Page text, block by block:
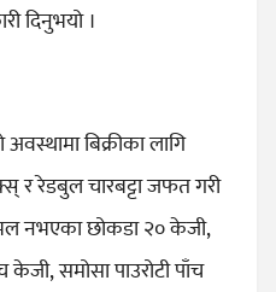
दिनुभयो ।
बिक्रीका लागि
र रेडबुल चारबट्टा जफत गरी
नभएका छोकडा २० केजी,
समोसा पाउरोटी पाँच